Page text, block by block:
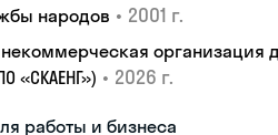
народов • 2001 г.
организация
«СКАЕНГ») • 2026 г.
работы и бизнеса